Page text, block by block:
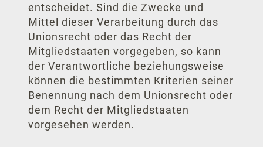
entscheidet. Sind die Zwecke und
Mittel dieser Verarbeitung durch das
Unionsrecht oder das Recht der
Mitgliedstaaten vorgegeben, so kann
der Verantwortliche beziehungsweise
können die bestimmten Kriterien seiner
Benennung nach dem Unionsrecht oder
dem Recht der Mitgliedstaaten
vorgesehen werden.